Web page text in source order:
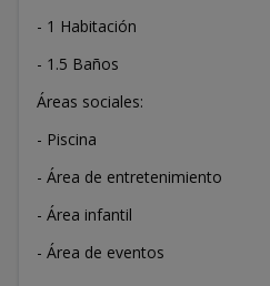
- 1 Habitación
- 1.5 Baños
Áreas sociales:
- Piscina
- Área de entretenimiento
- Área infantil
- Área de eventos